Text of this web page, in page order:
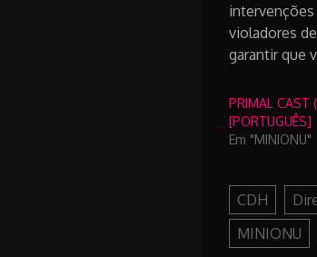
violadores
garantir que
PRIMAL CAST
[PORTUGUÊS]
Em "MINIONU"
CDH
MINIONU